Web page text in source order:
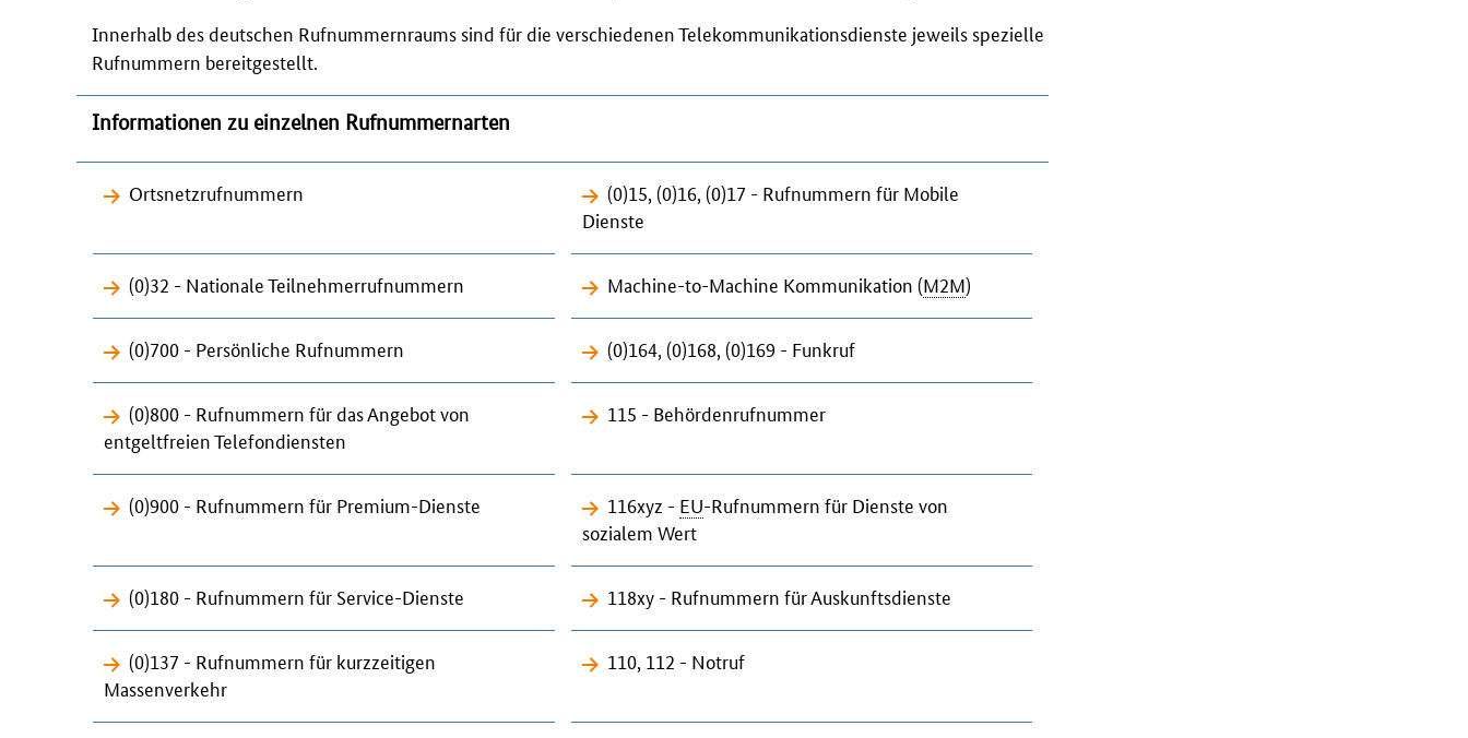
Innerhalb des deutschen Rufnummernraums sind für die verschiedenen Telekommunikationsdienste jeweils spezielle
Rufnummern bereitgestellt.
Informationen zu einzelnen Rufnummernarten
Ortsnetzrufnummern
(0)15, (0)16, (0)17 - Rufnummern für Mobile
Dienste
(0)32 - Nationale Teilnehmerrufnummern Machine-to-Machine Kommunikation (M2M)
(0)700 - Persönliche Rufnummern (0)164, (0)168, (0)169 - Funkruf
(0)800 - Rufnummern für das Angebot von
entgeltfreien Telefondiensten
115 - Behördenrufnummer
(0)900 - Rufnummern für Premium-Dienste 116xyz - EU-Rufnummern für Dienste von
sozialem Wert
(0)180 - Rufnummern für Service-Dienste 118xy - Rufnummern für Auskunftsdienste
(0)137 - Rufnummern für kurzzeitigen
Massenverkehr
110, 112 - Notruf